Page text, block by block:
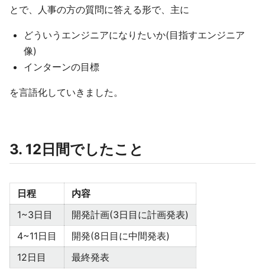
とで、人事の方の質問に答える形で、主に
どういうエンジニアになりたいか(目指すエンジニア
像)
インターンの目標
を言語化していきました。
3. 12日間でしたこと
日程
内容
1~3日目
開発計画(3日目に計画発表)
4~11日目
開発(8日目に中間発表)
12日目
最終発表